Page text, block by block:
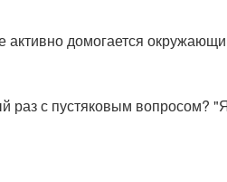
домогается
раз с пустяковым вопросом?